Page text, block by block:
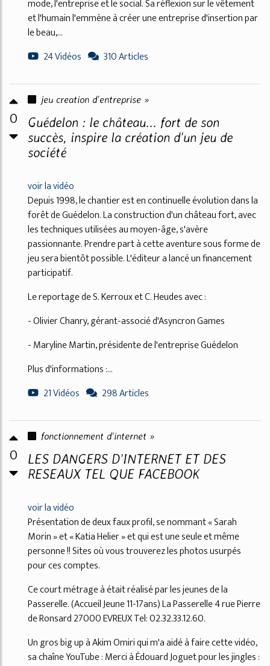
mode, l'entreprise et le social. Sa réflexion sur le vêtement
et l'humain l'emmène à créer une entreprise d'insertion par
le beau,...
24 Vidéos
310 Articles
0
jeu creation d'entreprise »
Guédelon : le château... fort de son
succès, inspire la création d'un jeu de
société
voir la vidéo
Depuis 1998, le chantier est en continuelle évolution dans la
forêt de Guédelon. La construction d'un château fort, avec
les techniques utilisées au moyen-âge, s'avère
passionnante. Prendre part à cette aventure sous forme de
jeu sera bientôt possible. L'éditeur a lancé un financement
participatif.
Le reportage de S. Kerroux et C. Heudes avec :
- Olivier Chanry, gérant-associé d'Asyncron Games
- Maryline Martin, présidente de l'entreprise Guédelon
Plus d'informations :...
21 Vidéos
298 Articles
0
fonctionnement d'internet »
LES DANGERS D'INTERNET ET DES
RESEAUX TEL QUE FACEBOOK
voir la vidéo
Présentation de deux faux profil, se nommant « Sarah
Morin » et « Katia Helier » et qui est une seule et même
personne !! Sites où vous trouverez les photos usurpés
pour ces comptes.
Ce court métrage à était réalisé par les jeunes de la
Passerelle. (Accueil Jeune 11-17ans) La Passerelle 4 rue Pierre
de Ronsard 27000 EVREUX Tel: 02.32.33.12.60.
Un gros big up à Akim Omiri qui m'a aidé à faire cette vidéo,
sa chaîne YouTube : Merci à Édouard Joguet pour les jingles :